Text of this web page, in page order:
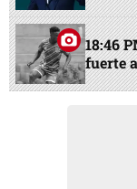
18:46
fuerte